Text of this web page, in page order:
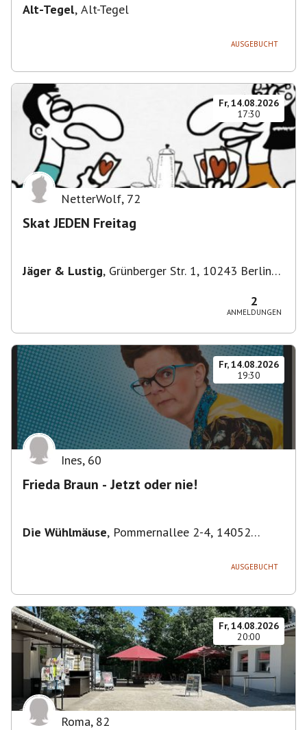
Alt-Tegel, Alt-Tegel
AUSGEBUCHT
Fr, 14.08.2026
17:30
NetterWolf, 72
Skat JEDEN Freitag
Jäger & Lustig, Grünberger Str. 1, 10243 Berlin-
2
ANMELDUNGEN
Fr, 14.08.2026
19:30
Ines, 60
Frieda Braun - Jetzt oder nie!
Die Wühlmäuse, Pommernallee 2-4, 14052
AUSGEBUCHT
Fr, 14.08.2026
20:00
Roma, 82